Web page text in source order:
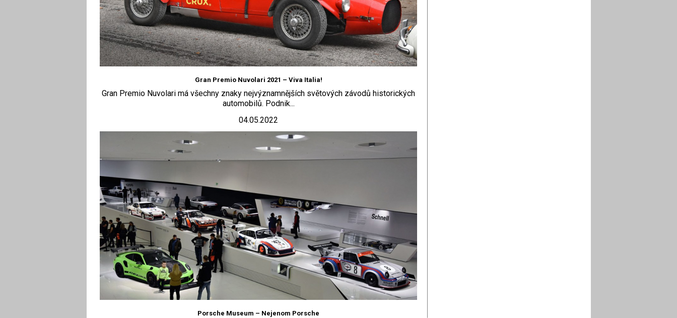
Gran Premio Nuvolari 2021 – Viva Italia!
Gran Premio Nuvolari má všechny znaky nejvýznamnějších světových závodů historických
automobilů. Podnik...
04.05.2022
Porsche Museum – Nejenom Porsche